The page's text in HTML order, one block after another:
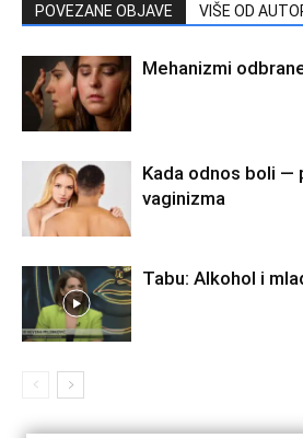
POVEZANE OBJAVE VIŠE OD
Mehanizmi
Kada odnos boli
vaginizma
Tabu: Alkohol i